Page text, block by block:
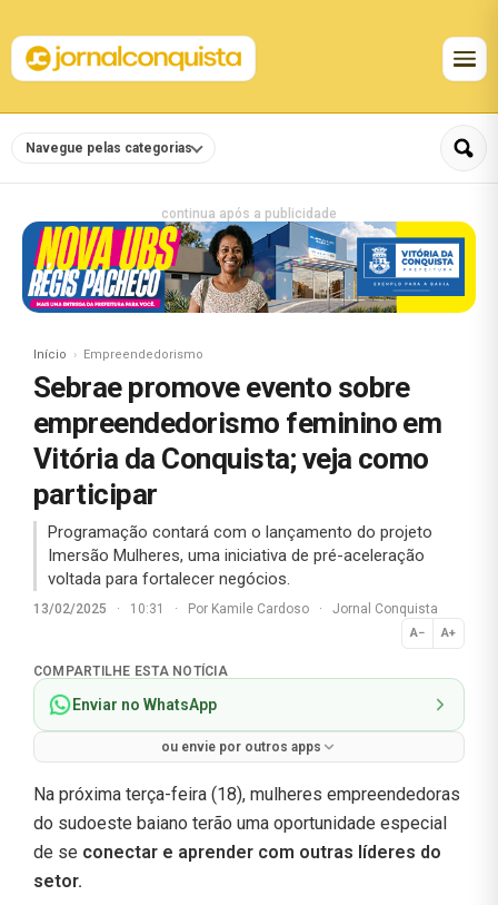
Navegue pelas categorias
continua após a publicidade
Início Empreendedorismo
Sebrae promove evento sobre
empreendedorismo feminino em
Vitória da Conquista; veja como
participar
Programação contará com o lançamento do projeto
Imersão Mulheres, uma iniciativa de pré-aceleração
voltada para fortalecer negócios.
13/02/2025 · 10:31 · Por Kamile Cardoso · Jornal Conquista
A− A+
Normal
COMPARTILHE ESTA NOTÍCIA
Enviar no WhatsApp
ou envie por outros apps
Na próxima terça-feira (18), mulheres empreendedoras
do sudoeste baiano terão uma oportunidade especial
de se conectar e aprender com outras líderes do
setor.